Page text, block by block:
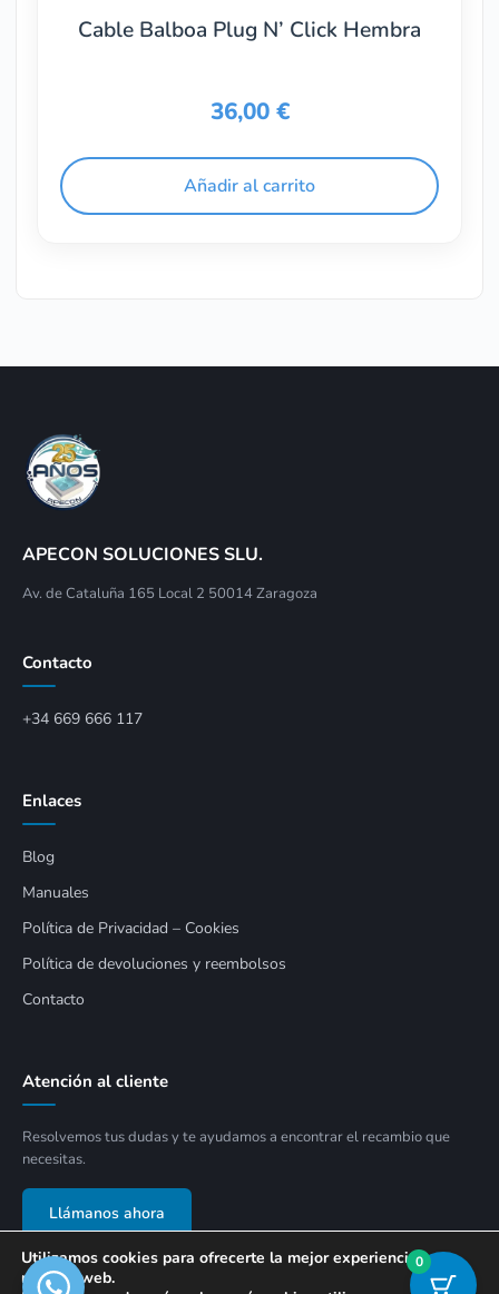
Cable Balboa Plug N’ Click Hembra
36,00 €
Añadir al carrito
APECON SOLUCIONES SLU.
Av. de Cataluña 165 Local 2 50014 Zaragoza
Contacto
+34 669 666 117
Enlaces
Blog
Manuales
Política de Privacidad – Cookies
Política de devoluciones y reembolsos
Contacto
Atención al cliente
Resolvemos tus dudas y te ayudamos a encontrar el recambio que
necesitas.
Llámanos ahora
Utilizamos cookies para ofrecerte la mejor experiencia en
nuestra web.
0